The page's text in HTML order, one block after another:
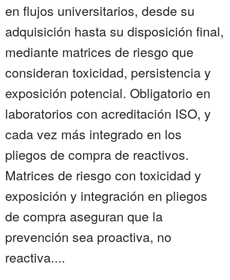
en flujos universitarios, desde su
adquisición hasta su disposición final,
mediante matrices de riesgo que
consideran toxicidad, persistencia y
exposición potencial. Obligatorio en
laboratorios con acreditación ISO, y
cada vez más integrado en los
pliegos de compra de reactivos.
Matrices de riesgo con toxicidad y
exposición y integración en pliegos
de compra aseguran que la
prevención sea proactiva, no
reactiva....